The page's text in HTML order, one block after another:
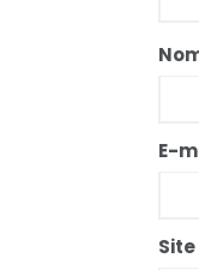
E-
Site